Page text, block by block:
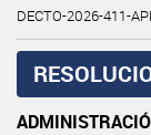
DECTO-2026-411-